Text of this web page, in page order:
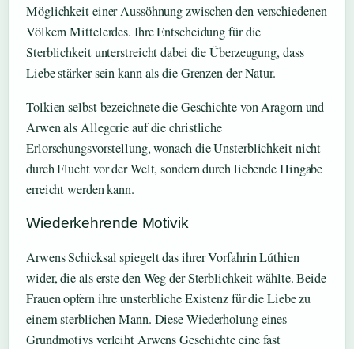
Möglichkeit einer Aussöhnung zwischen den verschiedenen
Völkern Mittelerdes. Ihre Entscheidung für die
Sterblichkeit unterstreicht dabei die Überzeugung, dass
Liebe stärker sein kann als die Grenzen der Natur.
Tolkien selbst bezeichnete die Geschichte von Aragorn und
Arwen als Allegorie auf die christliche
Erlorschungsvorstellung, wonach die Unsterblichkeit nicht
durch Flucht vor der Welt, sondern durch liebende Hingabe
erreicht werden kann.
Wiederkehrende Motivik
Arwens Schicksal spiegelt das ihrer Vorfahrin Lúthien
wider, die als erste den Weg der Sterblichkeit wählte. Beide
Frauen opfern ihre unsterbliche Existenz für die Liebe zu
einem sterblichen Mann. Diese Wiederholung eines
Grundmotivs verleiht Arwens Geschichte eine fast